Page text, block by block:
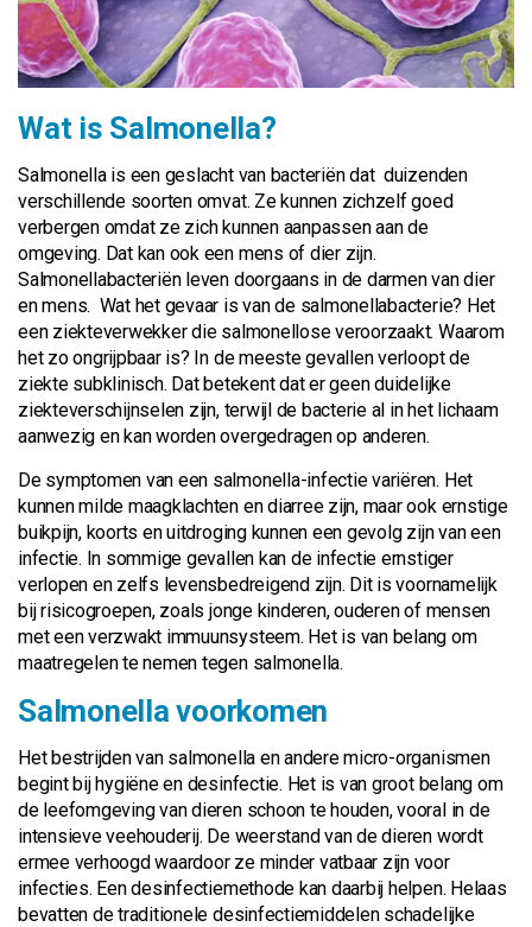
Wat is Salmonella?
Salmonella is een geslacht van bacteriën dat duizenden
verschillende soorten omvat. Ze kunnen zichzelf goed
verbergen omdat ze zich kunnen aanpassen aan de
omgeving. Dat kan ook een mens of dier zijn.
Salmonellabacteriën leven doorgaans in de darmen van dier
en mens. Wat het gevaar is van de salmonellabacterie? Het
een ziekteverwekker die salmonellose veroorzaakt. Waarom
het zo ongrijpbaar is? In de meeste gevallen verloopt de
ziekte subklinisch. Dat betekent dat er geen duidelijke
ziekteverschijnselen zijn, terwijl de bacterie al in het lichaam
aanwezig en kan worden overgedragen op anderen.
De symptomen van een salmonella-infectie variëren. Het
kunnen milde maagklachten en diarree zijn, maar ook ernstige
buikpijn, koorts en uitdroging kunnen een gevolg zijn van een
infectie. In sommige gevallen kan de infectie ernstiger
verlopen en zelfs levensbedreigend zijn. Dit is voornamelijk
bij risicogroepen, zoals jonge kinderen, ouderen of mensen
met een verzwakt immuunsysteem. Het is van belang om
maatregelen te nemen tegen salmonella.
Salmonella voorkomen
Het bestrijden van salmonella en andere micro-organismen
begint bij hygiëne en desinfectie. Het is van groot belang om
de leefomgeving van dieren schoon te houden, vooral in de
intensieve veehouderij. De weerstand van de dieren wordt
ermee verhoogd waardoor ze minder vatbaar zijn voor
infecties. Een desinfectiemethode kan daarbij helpen. Helaas
bevatten de traditionele desinfectiemiddelen schadelijke